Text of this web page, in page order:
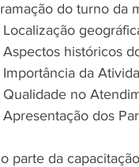
do turno da
•	Localização
•	Aspectos históricos
•	Importância da
•	Qualidade no
•	Apresentação dos
parte da